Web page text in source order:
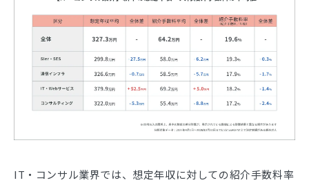
IT・コンサル業界では、想定年収に対しての紹介手数料率